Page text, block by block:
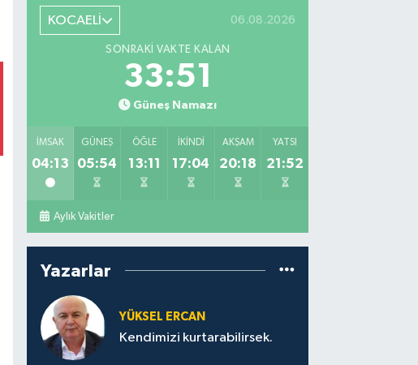
KOCAELİ 06.08.2026
SONRAKI VAKTE KALAN
33:50
Güneş Namazı
İMSAK
04:13
GÜNEŞ
05:54
ÖĞLE
13:11
İKINDI
17:04
AKŞAM
20:18
YATSI
21:52
Aylık Vakitler
Yazarlar
YÜKSEL ERCAN
Kendimizi kurtarabilirsek.